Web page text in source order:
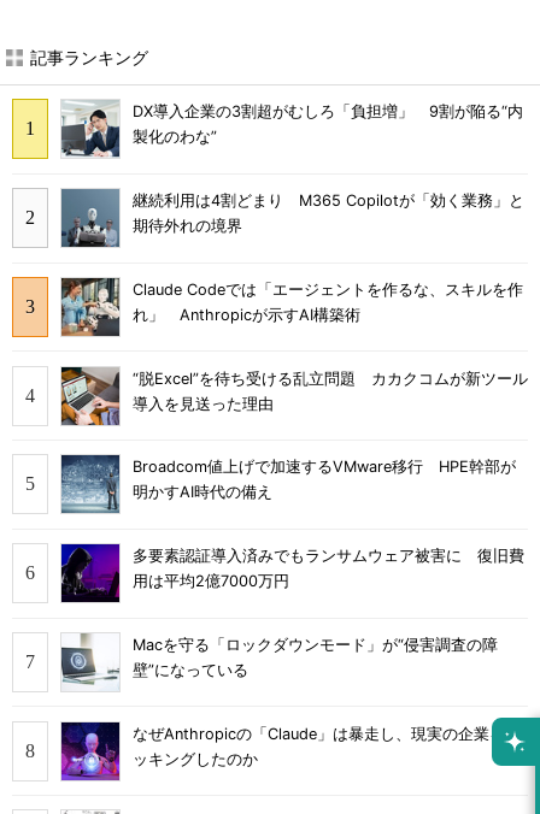
記事ランキング
DX導入企業の3割超がむしろ「負担増」 9割が陥る“内
製化のわな”
継続利用は4割どまり M365 Copilotが「効く業務」と
期待外れの境界
Claude Codeでは「エージェントを作るな、スキルを作
れ」 Anthropicが示すAI構築術
“脱Excel”を待ち受ける乱立問題 カカクコムが新ツール
導入を見送った理由
Broadcom値上げで加速するVMware移行 HPE幹部が
明かすAI時代の備え
多要素認証導入済みでもランサムウェア被害に 復旧費
用は平均2億7000万円
Macを守る「ロックダウンモード」が“侵害調査の障
壁”になっている
なぜAnthropicの「Claude」は暴走し、現実の企業をハ
ッキングしたのか